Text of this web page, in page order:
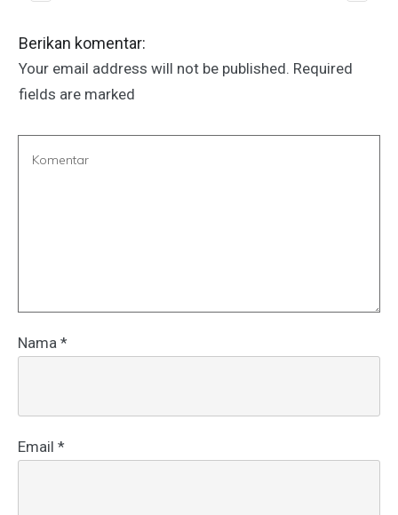
Berikan komentar:
Your email address will not be published. Required
fields are marked
Nama *
Email *